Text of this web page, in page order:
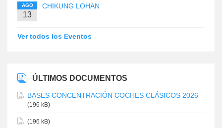
AGO
13
CHIKUNG LOHAN
Ver todos los Eventos
ÚLTIMOS DOCUMENTOS
BASES CONCENTRACIÓN COCHES CLÁSICOS 2026
(196 kB)
(196 kB)